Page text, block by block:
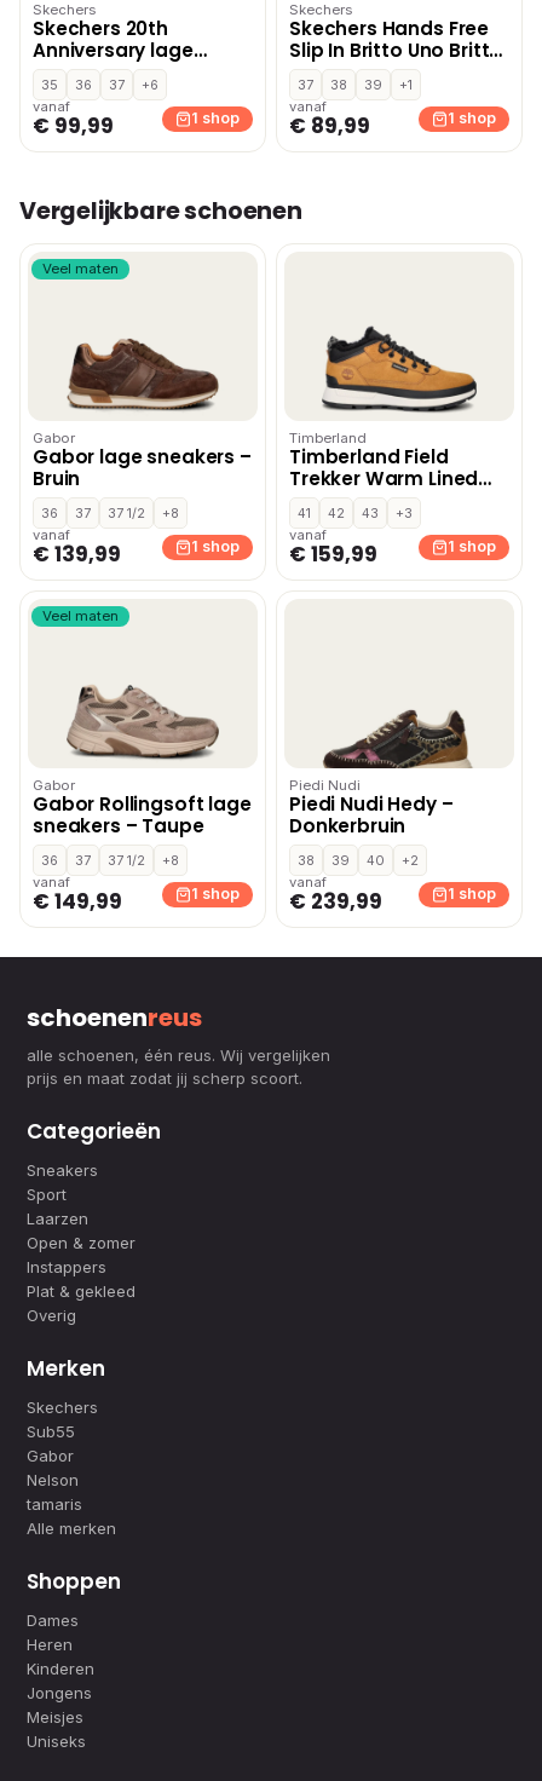
Skechers
Skechers 20th
Anniversary lage
sneakers – Zwart
35 36 37
+6
vanaf
€ 99,99 1 shop
Skechers
Skechers Hands Free
Slip In Britto Uno Britto
Landscape
instapschoenen – Wit
37 38 39
+1
vanaf
€ 89,99 1 shop
Vergelijkbare schoenen
Veel maten
Gabor
Gabor lage sneakers –
Bruin
36 37 37 1/2
+8
vanaf
€ 139,99 1 shop
Timberland
Timberland Field
Trekker Warm Lined
hoge sneakers – Geel
41 42 43
+3
vanaf
€ 159,99 1 shop
Veel maten
Gabor
Gabor Rollingsoft lage
sneakers – Taupe
36 37 37 1/2
+8
vanaf
€ 149,99 1 shop
Piedi Nudi
Piedi Nudi Hedy –
Donkerbruin
38 39 40
+2
vanaf
€ 239,99 1 shop
schoenenreus
alle schoenen, één reus. Wij vergelijken
prijs en maat zodat jij scherp scoort.
Categorieën
Sneakers
Sport
Laarzen
Open & zomer
Instappers
Plat & gekleed
Overig
Merken
Skechers
Sub55
Gabor
Nelson
tamaris
Alle merken
Shoppen
Dames
Heren
Kinderen
Jongens
Meisjes
Uniseks